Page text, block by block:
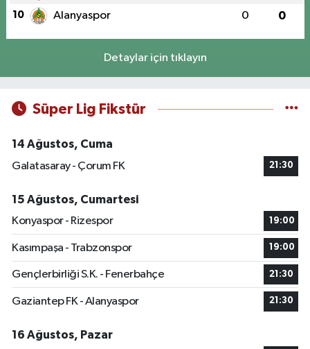
10 Alanyaspor 0 0
Detaylar için tıklayın
Süper Lig Fikstür
14 Ağustos, Cuma
Galatasaray - Çorum FK
21:30
15 Ağustos, Cumartesi
Konyaspor - Rizespor
19:00
Kasımpaşa - Trabzonspor 19:00
Gençlerbirliği S.K. - Fenerbahçe 21:30
Gaziantep FK - Alanyaspor 21:30
16 Ağustos, Pazar